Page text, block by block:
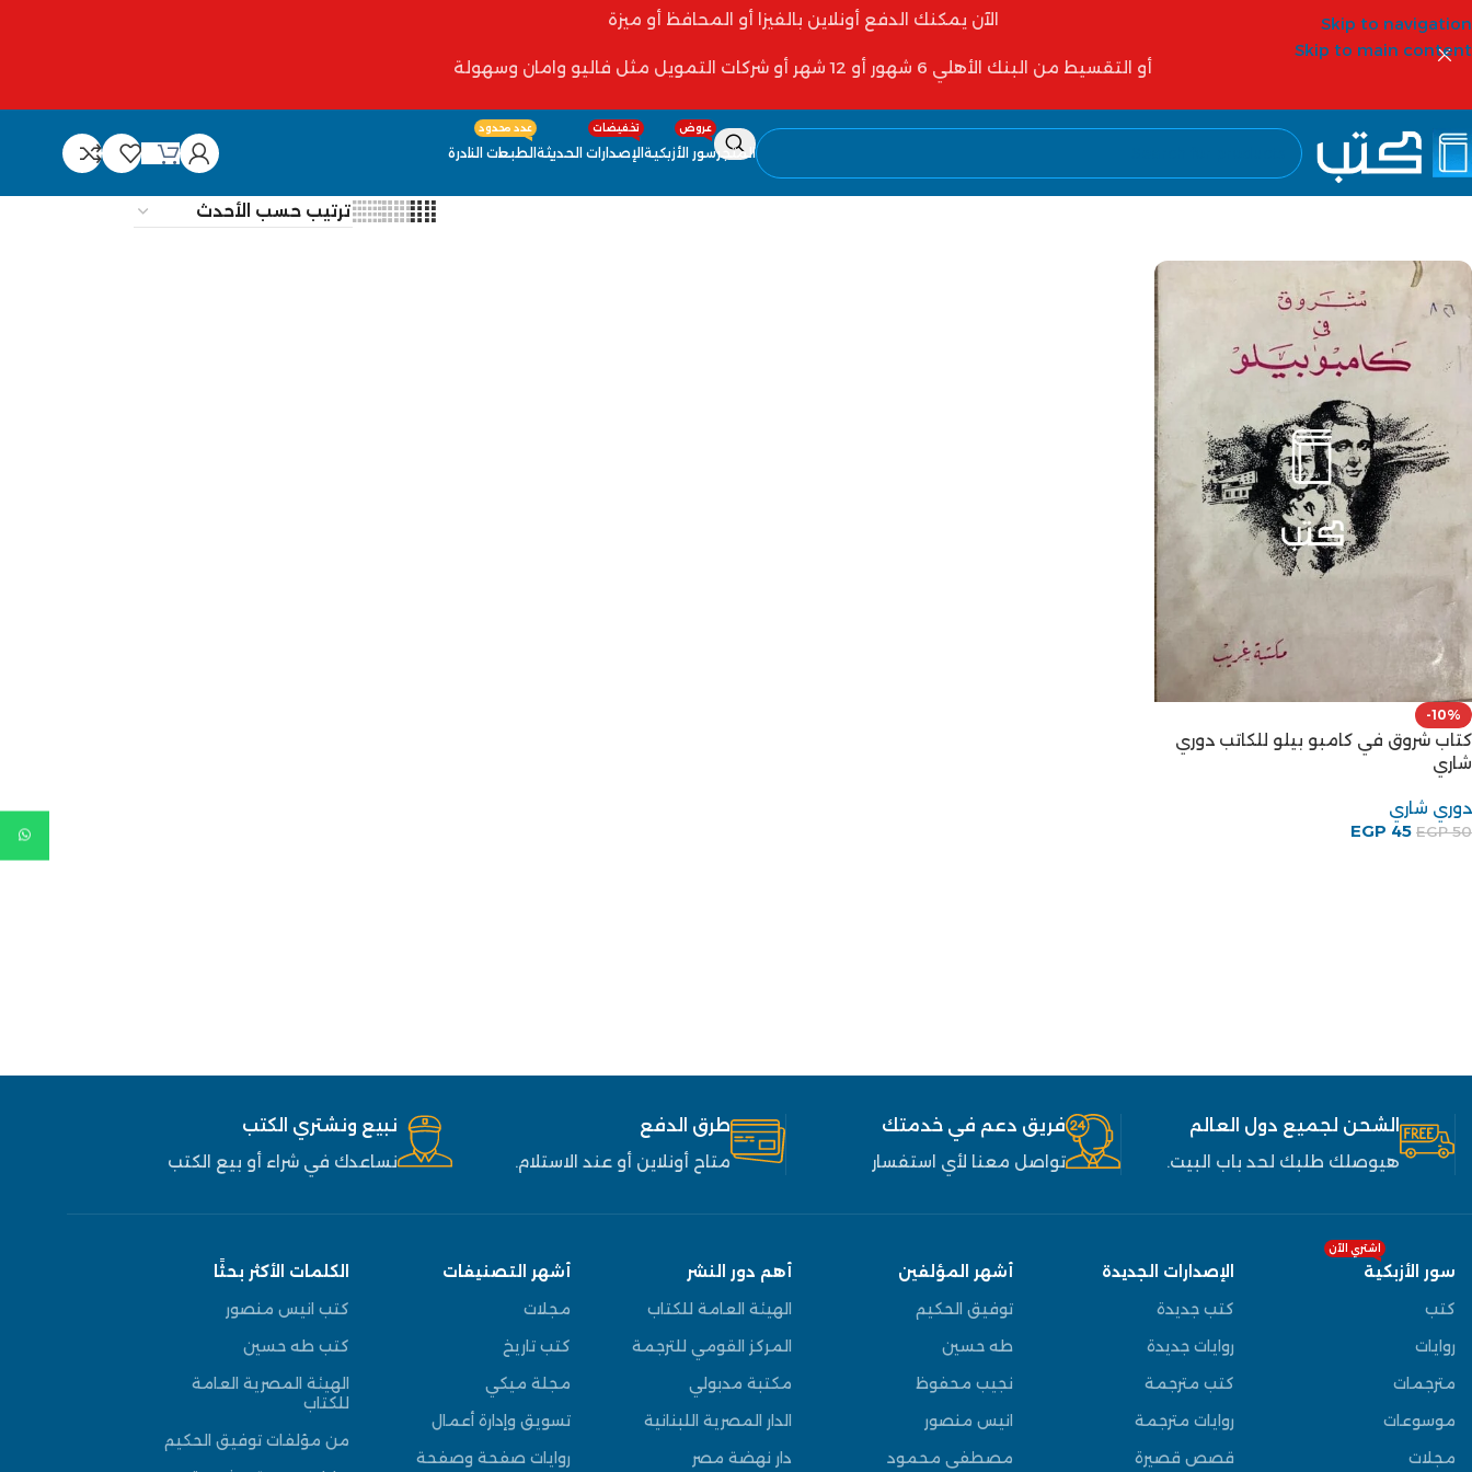
Skip to navigation
Skip to main content
الآن يمكنك الدفع أونلاين بالفيزا أو المحافظ أو ميزة
أو التقسيط من البنك الأهلي 6 شهور أو 12 شهر أو شركات التمويل مثل فاليو وامان وسهولة
المتجرسور الأزبكية
عروض
الإصدارات الحديثة
تخفيضات
الطبعات النادرة
عدد محدود
-10%
كتاب شروق في كامبو بيلو للكاتب دوري
شاري
دوري شاري
EGP50
EGP 45
الشحن لجميع دول العالم
هيوصلك طلبك لحد باب البيت.
فريق دعم في خدمتك
تواصل معنا لأي استفسار
طرق الدفع
متاح أونلاين أو عند الاستلام.
نبيع ونشتري الكتب
نساعدك في شراء أو بيع الكتب
سور الأزبكية
اشتري الآن
كتب
روايات
مترجمات
موسوعات
مجلات
الإصدارات الجديدة
كتب جديدة
روايات جديدة
كتب مترجمة
روايات مترجمة
قصص قصيرة
أشهر المؤلفين
توفيق الحكيم
طه حسين
نجيب محفوظ
انيس منصور
مصطفى محمود
أهم دور النشر
الهيئة العامة للكتاب
المركز القومي للترجمة
مكتبة مدبولي
الدار المصرية اللبنانية
دار نهضة مصر
أشهر التصنيفات
مجلات
كتب تاريخ
مجلة ميكي
تسويق وإدارة أعمال
روايات صفحة وصفحة
الكلمات الأكثر بحثًا
كتب انيس منصور
كتب طه حسين
الهيئة المصرية العامة
للكتاب
من مؤلفات توفيق الحكيم